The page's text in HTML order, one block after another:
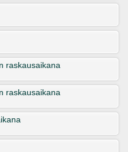
raskausaikana
raskausaikana